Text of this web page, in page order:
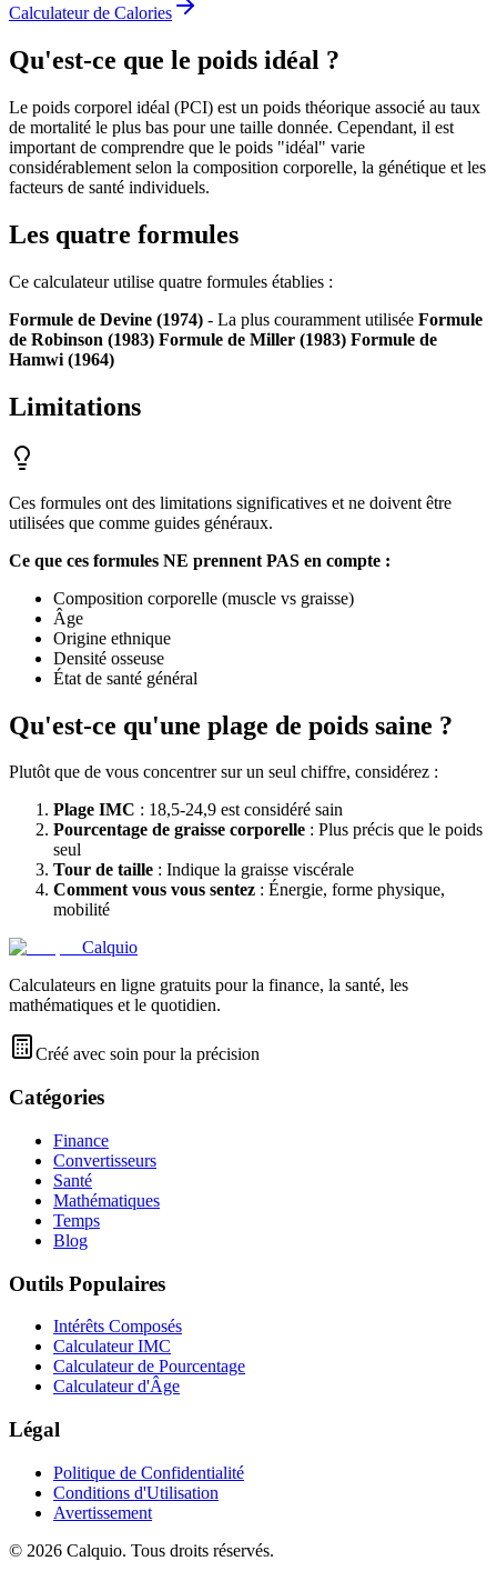
Calculateur de Calories
Qu'est-ce que le poids idéal ?
Le poids corporel idéal (PCI) est un poids théorique associé au taux
de mortalité le plus bas pour une taille donnée. Cependant, il est
important de comprendre que le poids "idéal" varie
considérablement selon la composition corporelle, la génétique et les
facteurs de santé individuels.
Les quatre formules
Ce calculateur utilise quatre formules établies :
Formule de Devine (1974) - La plus couramment utilisée Formule
de Robinson (1983) Formule de Miller (1983) Formule de
Hamwi (1964)
Limitations
Ces formules ont des limitations significatives et ne doivent être
utilisées que comme guides généraux.
Ce que ces formules NE prennent PAS en compte :
Composition corporelle (muscle vs graisse)
Âge
Origine ethnique
Densité osseuse
État de santé général
Qu'est-ce qu'une plage de poids saine ?
Plutôt que de vous concentrer sur un seul chiffre, considérez :
Plage IMC : 18,5-24,9 est considéré sain
Pourcentage de graisse corporelle : Plus précis que le poids
seul
Tour de taille : Indique la graisse viscérale
Comment vous vous sentez : Énergie, forme physique,
mobilité
Calquio
Calculateurs en ligne gratuits pour la finance, la santé, les
mathématiques et le quotidien.
Créé avec soin pour la précision
Catégories
Finance
Convertisseurs
Santé
Mathématiques
Temps
Blog
Outils Populaires
Intérêts Composés
Calculateur IMC
Calculateur de Pourcentage
Calculateur d'Âge
Légal
Politique de Confidentialité
Conditions d'Utilisation
Avertissement
© 2026 Calquio. Tous droits réservés.